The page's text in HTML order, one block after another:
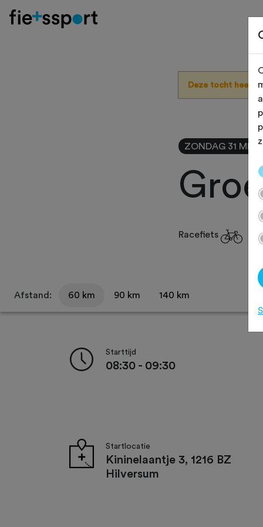
Deze tocht heeft
ZONDAG 31 MEI
Racefiets
Afstand: 60 km 90 km 140 km
Starttijd
08:30 - 09:30
Startlocatie
Kininelaantje 3, 1216 BZ
Hilversum